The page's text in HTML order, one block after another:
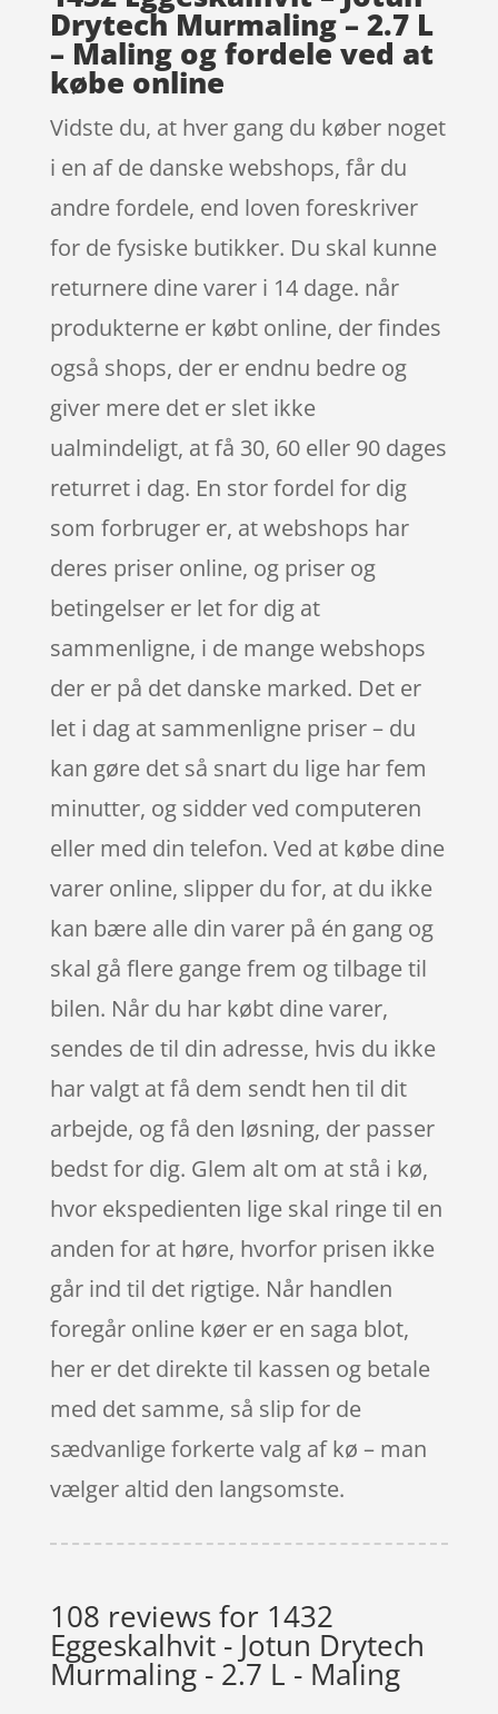
Drytech Murmaling – 2.7 L
– Maling og fordele ved at
købe online
Vidste du, at hver gang du køber noget
i en af de danske webshops, får du
andre fordele, end loven foreskriver
for de fysiske butikker. Du skal kunne
returnere dine varer i 14 dage. når
produkterne er købt online, der findes
også shops, der er endnu bedre og
giver mere det er slet ikke
ualmindeligt, at få 30, 60 eller 90 dages
returret i dag. En stor fordel for dig
som forbruger er, at webshops har
deres priser online, og priser og
betingelser er let for dig at
sammenligne, i de mange webshops
der er på det danske marked. Det er
let i dag at sammenligne priser – du
kan gøre det så snart du lige har fem
minutter, og sidder ved computeren
eller med din telefon. Ved at købe dine
varer online, slipper du for, at du ikke
kan bære alle din varer på én gang og
skal gå flere gange frem og tilbage til
bilen. Når du har købt dine varer,
sendes de til din adresse, hvis du ikke
har valgt at få dem sendt hen til dit
arbejde, og få den løsning, der passer
bedst for dig. Glem alt om at stå i kø,
hvor ekspedienten lige skal ringe til en
anden for at høre, hvorfor prisen ikke
går ind til det rigtige. Når handlen
foregår online køer er en saga blot,
her er det direkte til kassen og betale
med det samme, så slip for de
sædvanlige forkerte valg af kø – man
vælger altid den langsomste.
108 reviews for 1432
Eggeskalhvit - Jotun Drytech
Murmaling - 2.7 L - Maling